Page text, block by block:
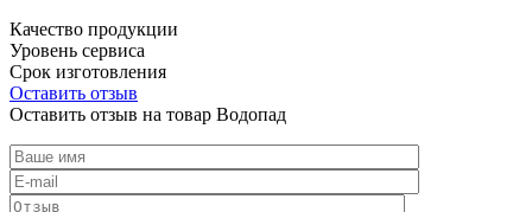
Качество продукции
Уровень сервиса
Срок изготовления
Оставить отзыв
Оставить отзыв на товар Водопад